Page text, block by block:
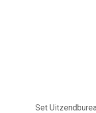
Set